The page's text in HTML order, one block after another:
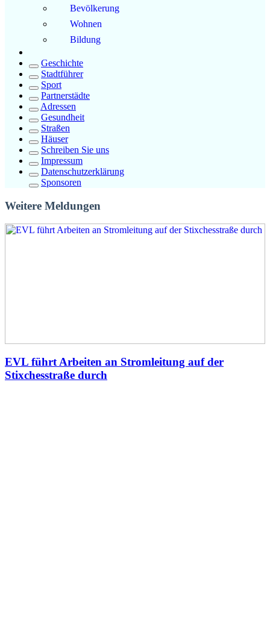
Bevölkerung
Wohnen
Bildung
Geschichte
Stadtführer
Sport
Partnerstädte
Adressen
Gesundheit
Straßen
Häuser
Schreiben Sie uns
Impressum
Datenschutzerklärung
Sponsoren
Weitere Meldungen
EVL führt Arbeiten an Stromleitung auf der
Stixchesstraße durch